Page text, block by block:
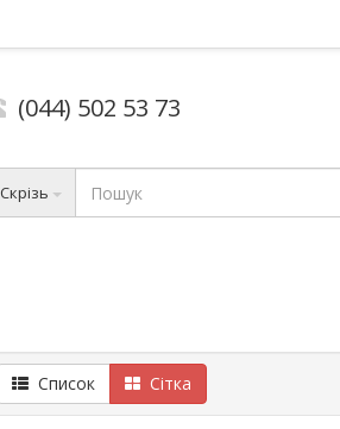
(044) 502 53 73
Скрізь
Список Сітка